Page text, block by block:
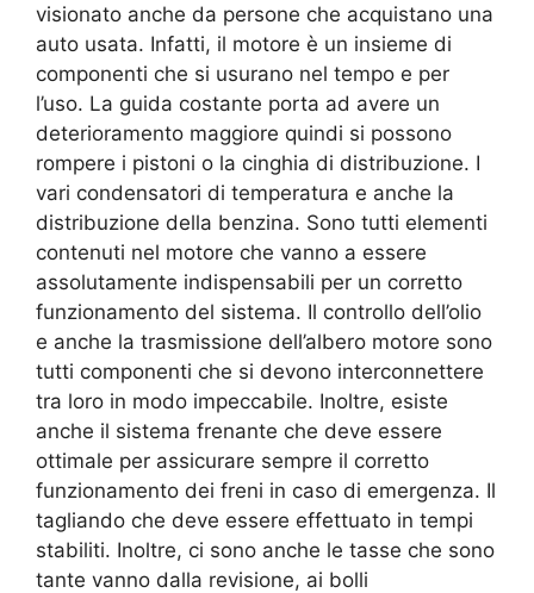
visionato anche da persone che acquistano una
auto usata. Infatti, il motore è un insieme di
componenti che si usurano nel tempo e per
l’uso. La guida costante porta ad avere un
deterioramento maggiore quindi si possono
rompere i pistoni o la cinghia di distribuzione. I
vari condensatori di temperatura e anche la
distribuzione della benzina. Sono tutti elementi
contenuti nel motore che vanno a essere
assolutamente indispensabili per un corretto
funzionamento del sistema. Il controllo dell’olio
e anche la trasmissione dell’albero motore sono
tutti componenti che si devono interconnettere
tra loro in modo impeccabile. Inoltre, esiste
anche il sistema frenante che deve essere
ottimale per assicurare sempre il corretto
funzionamento dei freni in caso di emergenza. Il
tagliando che deve essere effettuato in tempi
stabiliti. Inoltre, ci sono anche le tasse che sono
tante vanno dalla revisione, ai bolli